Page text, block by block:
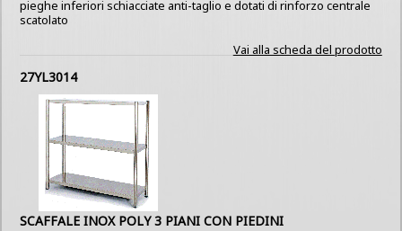
pieghe inferiori schiacciate anti-taglio e dotati di rinforzo centrale
scatolato
Vai alla scheda del prodotto
27YL3014
SCAFFALE INOX POLY 3 PIANI CON PIEDINI